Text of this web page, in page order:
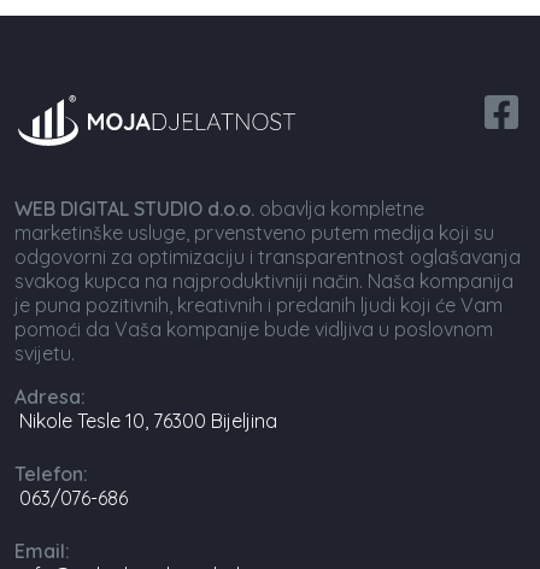
WEB DIGITAL STUDIO d.o.o. obavlja kompletne
marketinške usluge, prvenstveno putem medija koji su
odgovorni za optimizaciju i transparentnost oglašavanja
svakog kupca na najproduktivniji način. Naša kompanija
je puna pozitivnih, kreativnih i predanih ljudi koji će Vam
pomoći da Vaša kompanije bude vidljiva u poslovnom
svijetu.
Adresa:
Nikole Tesle 10, 76300 Bijeljina
Telefon:
063/076-686
Email: